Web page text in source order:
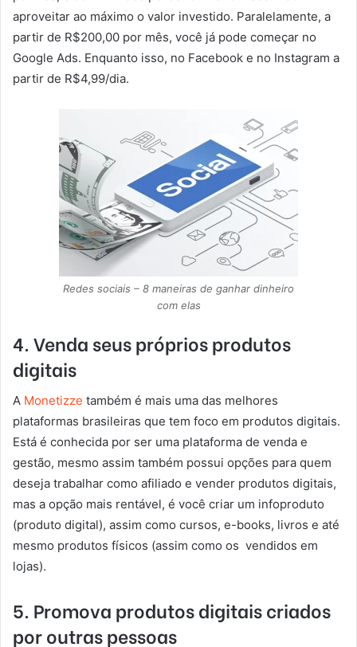
aproveitar ao máximo o valor investido. Paralelamente, a
partir de R$200,00 por mês, você já pode começar no
Google Ads. Enquanto isso, no Facebook e no Instagram a
partir de R$4,99/dia.
Redes sociais – 8 maneiras de ganhar dinheiro
com elas
4. Venda seus próprios produtos
digitais
A Monetizze também é mais uma das melhores
plataformas brasileiras que tem foco em produtos digitais.
Está é conhecida por ser uma plataforma de venda e
gestão, mesmo assim também possui opções para quem
deseja trabalhar como afiliado e vender produtos digitais,
mas a opção mais rentável, é você criar um infoproduto
(produto digital), assim como cursos, e-books, livros e até
mesmo produtos físicos (assim como os vendidos em
lojas).
5. Promova produtos digitais criados
por outras pessoas